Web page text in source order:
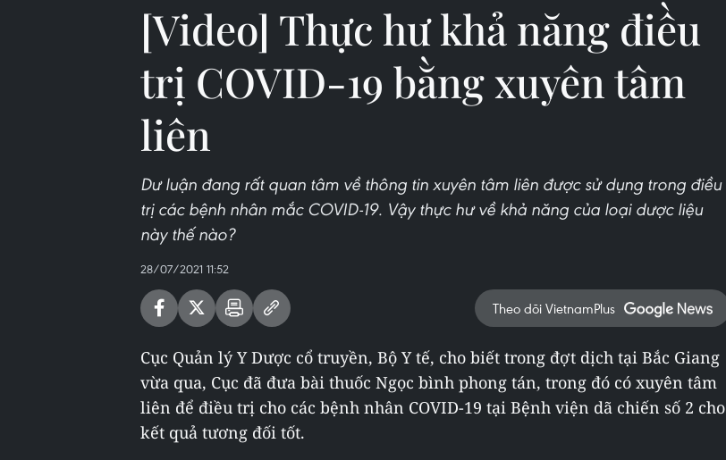
[Video] Thực hư khả năng điều
trị COVID-19 bằng xuyên tâm
liên
Dư luận đang rất quan tâm về thông tin xuyên tâm liên được sử dụng trong điều
trị các bệnh nhân mắc COVID-19. Vậy thực hư về khả năng của loại dược liệu
này thế nào?
28/07/2021 11:52
Theo dõi VietnamPlus
Cục Quản lý Y Dược cổ truyền, Bộ Y tế, cho biết trong đợt dịch tại Bắc Giang
vừa qua, Cục đã đưa bài thuốc Ngọc bình phong tán, trong đó có xuyên tâm
liên để điều trị cho các bệnh nhân COVID-19 tại Bệnh viện dã chiến số 2 cho
kết quả tương đối tốt.